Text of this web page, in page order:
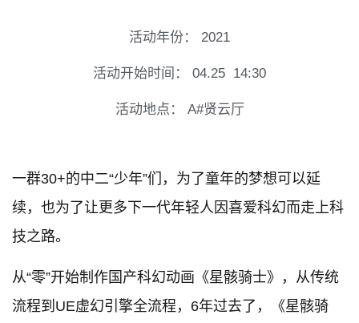
活动年份： 2021
活动开始时间： 04.25 14:30
活动地点： A#贤云厅
一群30+的中二“少年”们，为了童年的梦想可以延
续，也为了让更多下一代年轻人因喜爱科幻而走上科
技之路。
从“零”开始制作国产科幻动画《星骸骑士》，从传统
流程到UE虚幻引擎全流程，6年过去了，《星骸骑